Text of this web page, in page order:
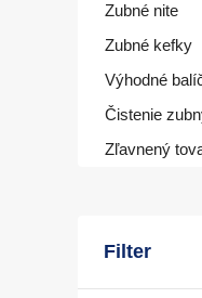
Zubné nite
Zubné kefky
Výhodné
Čistenie
Zľavnený
Filter